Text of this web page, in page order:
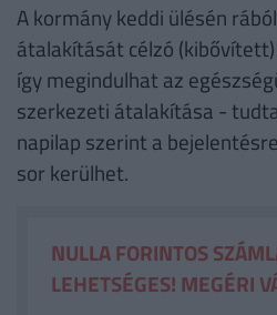
A kormány keddi ülésén
átalakítását célzó
így megindulhat az
szerkezeti átalakítása -
napilap szerint a
sor kerülhet.
NULLA FORINTOS
LEHETSÉGES! MEGÉRI